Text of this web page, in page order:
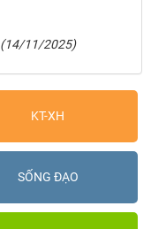
(14/11/2025)
KT-XH
SỐNG ĐẠO